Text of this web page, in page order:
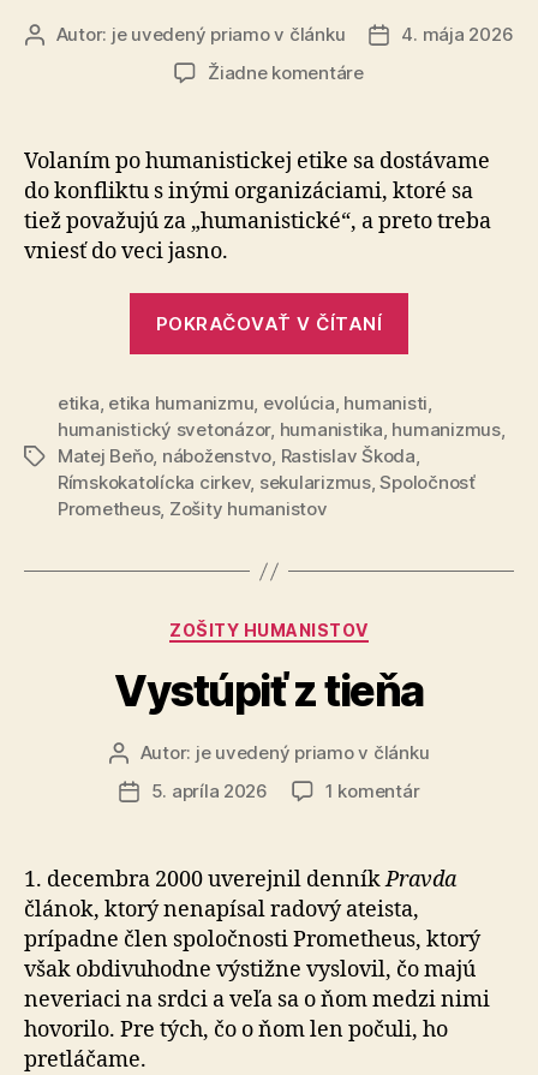
AutorAutor: je uvedený priamo v článku
Dátum
4. mája 2026
Žiadne komentárena
etiky
Volaním po humanistickej etike sa dostávame
do kon­flik­tu s inými organizáciami, ktoré sa
tiež považujú za „hu­ma­nis­tic­ké“, a preto treba
vniesť do veci jasno.
POKRAČOVAŤ V ČÍTANÍ
Značky
etika, etika humanizmu, evolúcia, humanisti,
humanistický svetonázor, humanistika, humanizmus,
Matej Beňo, náboženstvo, Rastislav Škoda,
Rímskokatolícka cirkev, sekularizmus,Spoločnosť
Prometheus, Zošity humanistov
Kategórie
ZOŠITY HUMANISTOV
Vystúpiť z tieňa
Autor
článku
Autor: je uvedený priamo v článku
Dátum5. apríla 2026 1 komentárna
tieňa
1. decembra 2000 uverejnil denníkPravda
článok, ktorý nenapísal radový ateista,
prípadne člen spoločnosti Pro­me­theus, ktorý
však obdivuhodne výstižne vyslovil, čo majú
neveriaci na srdci a veľa sa o ňom medzi nimi
ho­vo­ri­lo. Pre tých, čo o ňom len počuli, ho
pretláčame.